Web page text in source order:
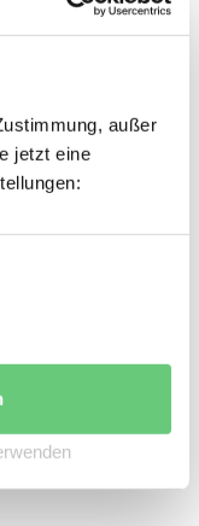
außer
jetzt eine
RAL 2004